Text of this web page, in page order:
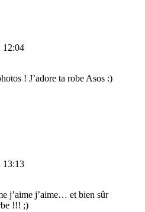
12:04
! J’adore ta robe Asos :)
13:13
j’aime j’aime… et bien sûr
!!! ;)